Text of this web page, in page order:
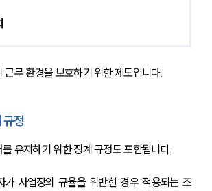
근무 환경을 보호하기 위한 제도입니다.
규정
유지하기 위한 징계 규정도 포함됩니다.
가 사업장의 규율을 위반한 경우 적용되는 조